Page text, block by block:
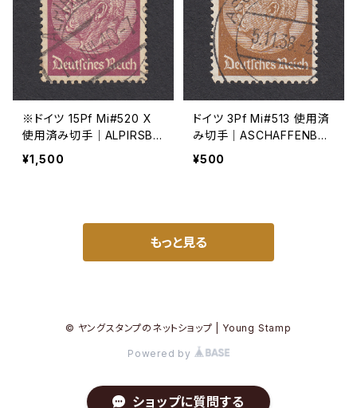
※ドイツ 15Pf Mi#520 X
使用済み切手｜ALPIRSBA
CH 19.JUL.1940
¥1,500
ドイツ 3Pf Mi#513 使用済
み切手｜ASCHAFFENBUR
G 5.11.1936
¥500
もっと見る
© ヤングスタンプのネットショップ | Young Stamp
Powered by
ショップに質問する